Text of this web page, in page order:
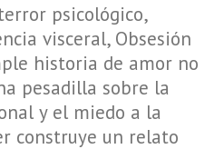
psicológico,
visceral, Obsesión
historia de amor no
pesadilla sobre la
y el miedo a la
construye un relato